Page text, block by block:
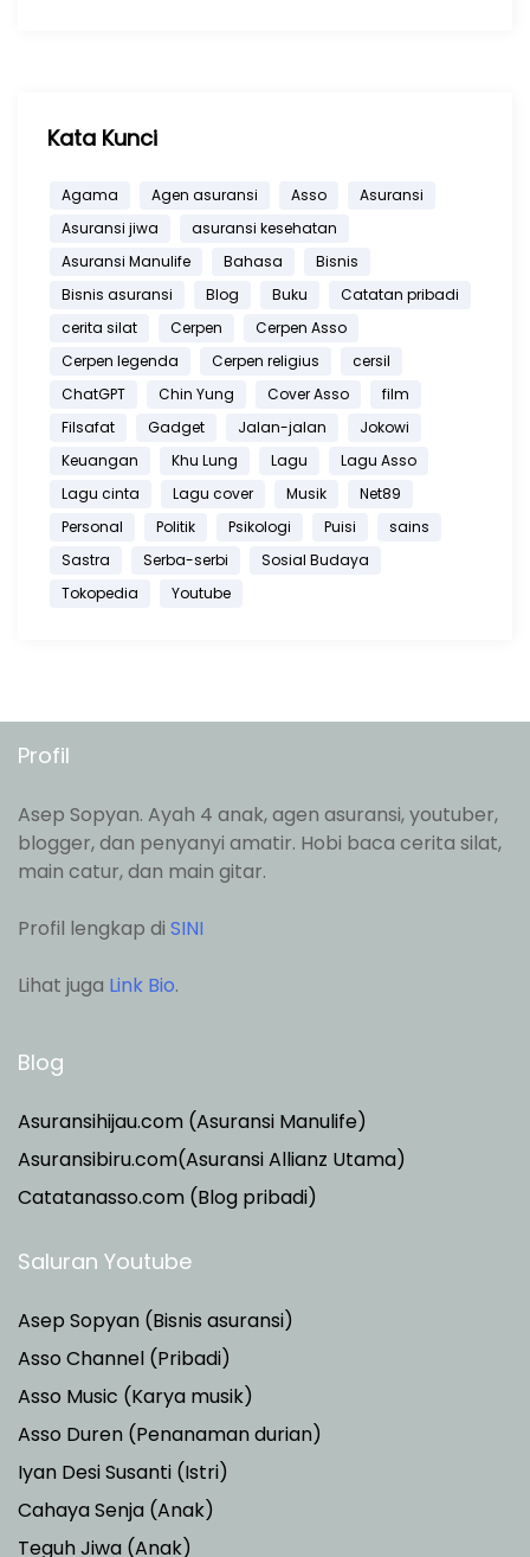
Kata Kunci
Agama Agen asuransi Asso
Asuransi
Asuransi jiwa
asuransi kesehatan
Asuransi Manulife
Bahasa
Bisnis
Bisnis asuransi
Blog Buku
Catatan pribadi
cerita silat
Cerpen
Cerpen Asso
Cerpen legenda
Cerpen religius
cersil
ChatGPT
Chin Yung Cover Asso
film
Filsafat
Gadget Jalan-jalan
Jokowi
Keuangan
Khu Lung Lagu
Lagu Asso
Lagu cinta
Lagu cover Musik
Net89
Personal
Politik Psikologi Puisi
sains
Sastra
Serba-serbi
Sosial Budaya
Tokopedia
Youtube
Profil
Asep Sopyan. Ayah 4 anak, agen asuransi, youtuber,
blogger, dan penyanyi amatir. Hobi baca cerita silat,
main catur, dan main gitar.
Profil lengkap di SINI
Lihat juga Link Bio.
Blog
Asuransihijau.com (Asuransi Manulife)
Asuransibiru.com(Asuransi Allianz Utama)
Catatanasso.com (Blog pribadi)
Saluran Youtube
Asep Sopyan (Bisnis asuransi)
Asso Channel (Pribadi)
Asso Music (Karya musik)
Asso Duren (Penanaman durian)
Iyan Desi Susanti (Istri)
Cahaya Senja (Anak)
Teguh Jiwa (Anak)